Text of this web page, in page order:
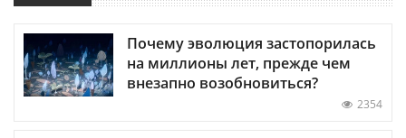
Почему эволюция застопорилась
на миллионы лет, прежде чем
внезапно возобновиться?
2354